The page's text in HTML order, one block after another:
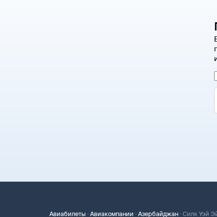
Авиабилеты ·Авиакомпании ·Азербайджан ·Силк Уэй